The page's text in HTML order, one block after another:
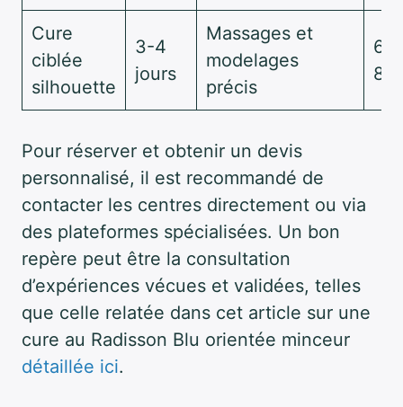
Cure
ciblée
silhouette
3-4
jours
Massages et
modelages
précis
Pour réserver et obtenir un devis
personnalisé, il est recommandé de
contacter les centres directement ou via
des plateformes spécialisées. Un bon
repère peut être la consultation
d’expériences vécues et validées, telles
que celle relatée dans cet article sur une
cure au Radisson Blu orientée minceur
détaillée ici.